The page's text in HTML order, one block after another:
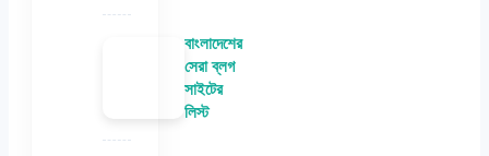
বাংলাদেশের
সেরা ব্লগ
সাইটের
লিস্ট